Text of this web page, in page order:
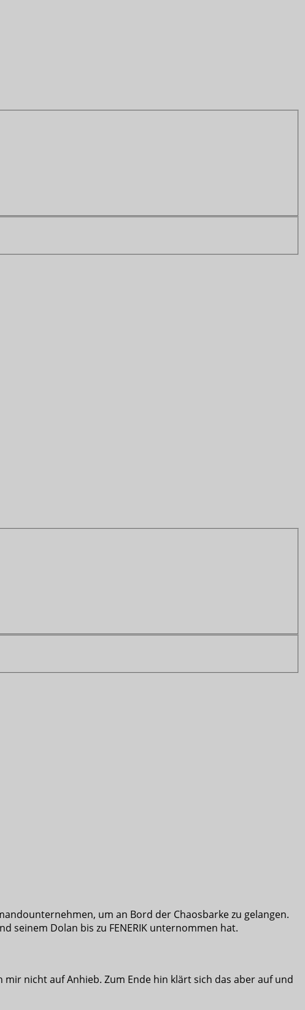
um an Bord der Chaosbarke zu gelangen.
seinem Dolan bis zu FENERIK unternommen hat.
nicht auf Anhieb. Zum Ende hin klärt sich das aber auf und